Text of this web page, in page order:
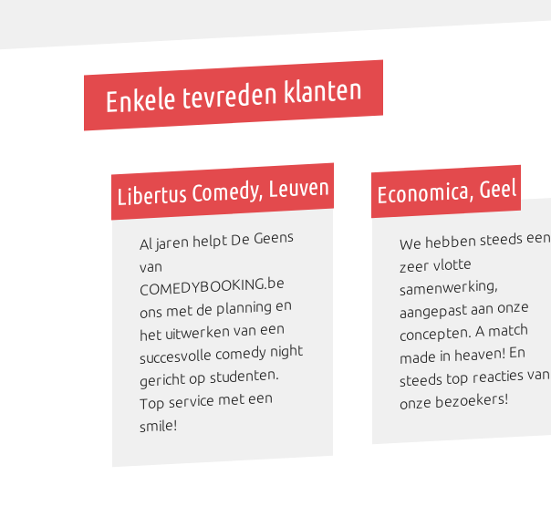
Enkele tevreden klanten
Libertus Comedy, Leuven
Al jaren helpt De Geens
van
COMEDYBOOKING.be
ons met de planning en
het uitwerken van een
succesvolle comedy night
gericht op studenten.
Top service met een
smile!
Economica, Geel
We hebben steeds een
zeer vlotte
samenwerking,
aangepast aan onze
concepten. A match
made in heaven! En
steeds top reacties van
onze bezoekers!